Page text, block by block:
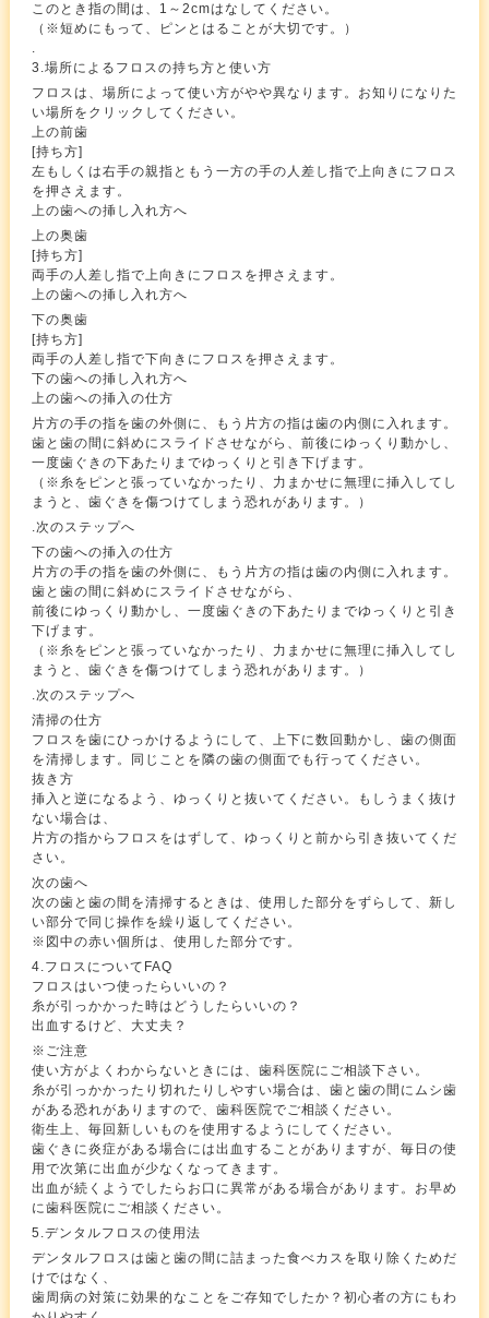
このとき指の間は、1～2cmはなしてください。
（※短めにもって、ピンとはることが大切です。）
.
3.場所によるフロスの持ち方と使い方
フロスは、場所によって使い方がやや異なります。お知りになりた
い場所をクリックしてください。
上の前歯
[持ち方]
左もしくは右手の親指ともう一方の手の人差し指で上向きにフロス
を押さえます。
上の歯への挿し入れ方へ
上の奥歯
[持ち方]
両手の人差し指で上向きにフロスを押さえます。
上の歯への挿し入れ方へ
下の奥歯
[持ち方]
両手の人差し指で下向きにフロスを押さえます。
下の歯への挿し入れ方へ
上の歯への挿入の仕方
片方の手の指を歯の外側に、もう片方の指は歯の内側に入れます。
歯と歯の間に斜めにスライドさせながら、前後にゆっくり動かし、
一度歯ぐきの下あたりまでゆっくりと引き下げます。
（※糸をピンと張っていなかったり、力まかせに無理に挿入してし
まうと、歯ぐきを傷つけてしまう恐れがあります。）
.次のステップへ
下の歯への挿入の仕方
片方の手の指を歯の外側に、もう片方の指は歯の内側に入れます。
歯と歯の間に斜めにスライドさせながら、
前後にゆっくり動かし、一度歯ぐきの下あたりまでゆっくりと引き
下げます。
（※糸をピンと張っていなかったり、力まかせに無理に挿入してし
まうと、歯ぐきを傷つけてしまう恐れがあります。）
.次のステップへ
清掃の仕方
フロスを歯にひっかけるようにして、上下に数回動かし、歯の側面
を清掃します。同じことを隣の歯の側面でも行ってください。
抜き方
挿入と逆になるよう、ゆっくりと抜いてください。もしうまく抜け
ない場合は、
片方の指からフロスをはずして、ゆっくりと前から引き抜いてくだ
さい。
次の歯へ
次の歯と歯の間を清掃するときは、使用した部分をずらして、新し
い部分で同じ操作を繰り返してください。
※図中の赤い個所は、使用した部分です。
4.フロスについてFAQ
フロスはいつ使ったらいいの？
糸が引っかかった時はどうしたらいいの？
出血するけど、大丈夫？
※ご注意
使い方がよくわからないときには、歯科医院にご相談下さい。
糸が引っかかったり切れたりしやすい場合は、歯と歯の間にムシ歯
がある恐れがありますので、歯科医院でご相談ください。
衛生上、毎回新しいものを使用するようにしてください。
歯ぐきに炎症がある場合には出血することがありますが、毎日の使
用で次第に出血が少なくなってきます。
出血が続くようでしたらお口に異常がある場合があります。お早め
に歯科医院にご相談ください。
5.デンタルフロスの使用法
デンタルフロスは歯と歯の間に詰まった食べカスを取り除くためだ
けではなく、
歯周病の対策に効果的なことをご存知でしたか？初心者の方にもわ